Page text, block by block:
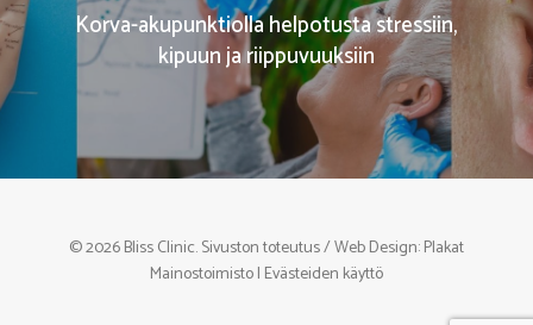
Korva-akupunktiolla helpotusta stressiin,
kipuun ja riippuvuuksiin
© 2026 Bliss Clinic. Sivuston toteutus / Web Design:Plakat
Mainostoimisto| Evästeiden käyttö